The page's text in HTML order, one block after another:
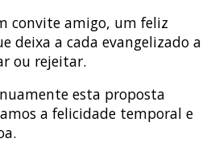
convite amigo, um feliz
deixa a cada evangelizado a
ou rejeitar.
esta proposta
a felicidade temporal e